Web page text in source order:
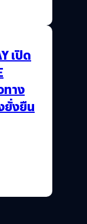
เปิด
ทาง
ยั่งยืน